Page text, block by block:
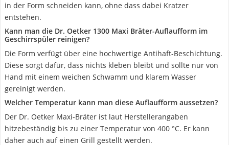
in der Form schneiden kann, ohne dass dabei Kratzer
entstehen.
Kann man die Dr. Oetker 1300 Maxi Bräter-Auflaufform im
Geschirrspüler reinigen?
Die Form verfügt über eine hochwertige Antihaft-Beschichtung.
Diese sorgt dafür, dass nichts kleben bleibt und sollte nur von
Hand mit einem weichen Schwamm und klarem Wasser
gereinigt werden.
Welcher Temperatur kann man diese Auflaufform aussetzen?
Der Dr. Oetker Maxi-Bräter ist laut Herstellerangaben
hitzebeständig bis zu einer Temperatur von 400 °C. Er kann
daher auch auf einen Grill gestellt werden.